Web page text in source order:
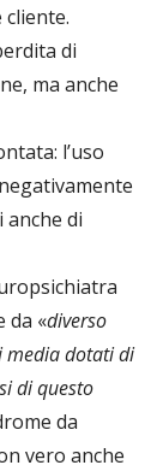
di
ma anche
l’uso
di
da «diverso
media dotati di
di questo
da
vero anche